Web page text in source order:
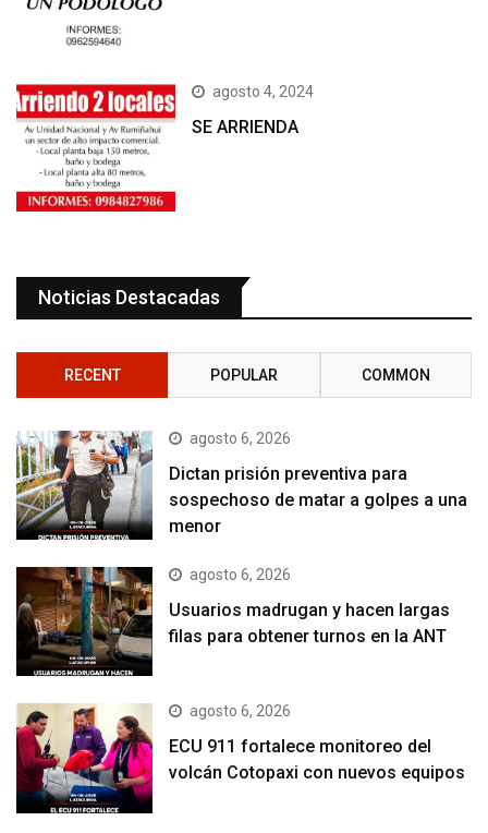
agosto 4, 2024
SE ARRIENDA
Noticias Destacadas
RECENT POPULAR COMMON
agosto 6, 2026
Dictan prisión preventiva para
sospechoso de matar a golpes a una
menor
agosto 6, 2026
Usuarios madrugan y hacen largas
filas para obtener turnos en la ANT
agosto 6, 2026
ECU 911 fortalece monitoreo del
volcán Cotopaxi con nuevos equipos